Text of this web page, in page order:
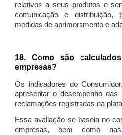
relativos a seus produtos e
comunicação e distribuição,
medidas de aprimoramento e
18. Como são
empresas?
Os indicadores do
apresentar o desempenho
reclamações registradas na
Essa avaliação se baseia no
empresas, bem como